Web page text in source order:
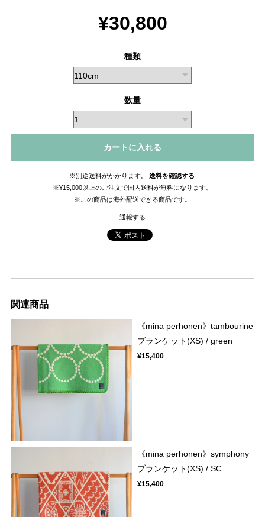
¥30,800
種類
数量
カートに入れる
※別途送料がかかります。
送料を確認する
※¥15,000以上のご注文で国内送料が無料になります。
※この商品は海外配送できる商品です。
通報する
関連商品
《mina perhonen》tambourine
ブランケット(XS) / green
¥15,400
《mina perhonen》symphony
ブランケット(XS) / SC
¥15,400